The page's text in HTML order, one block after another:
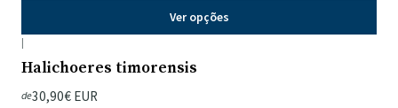
Ver opções
|
Halichoeres timorensis
de30,90€ EUR